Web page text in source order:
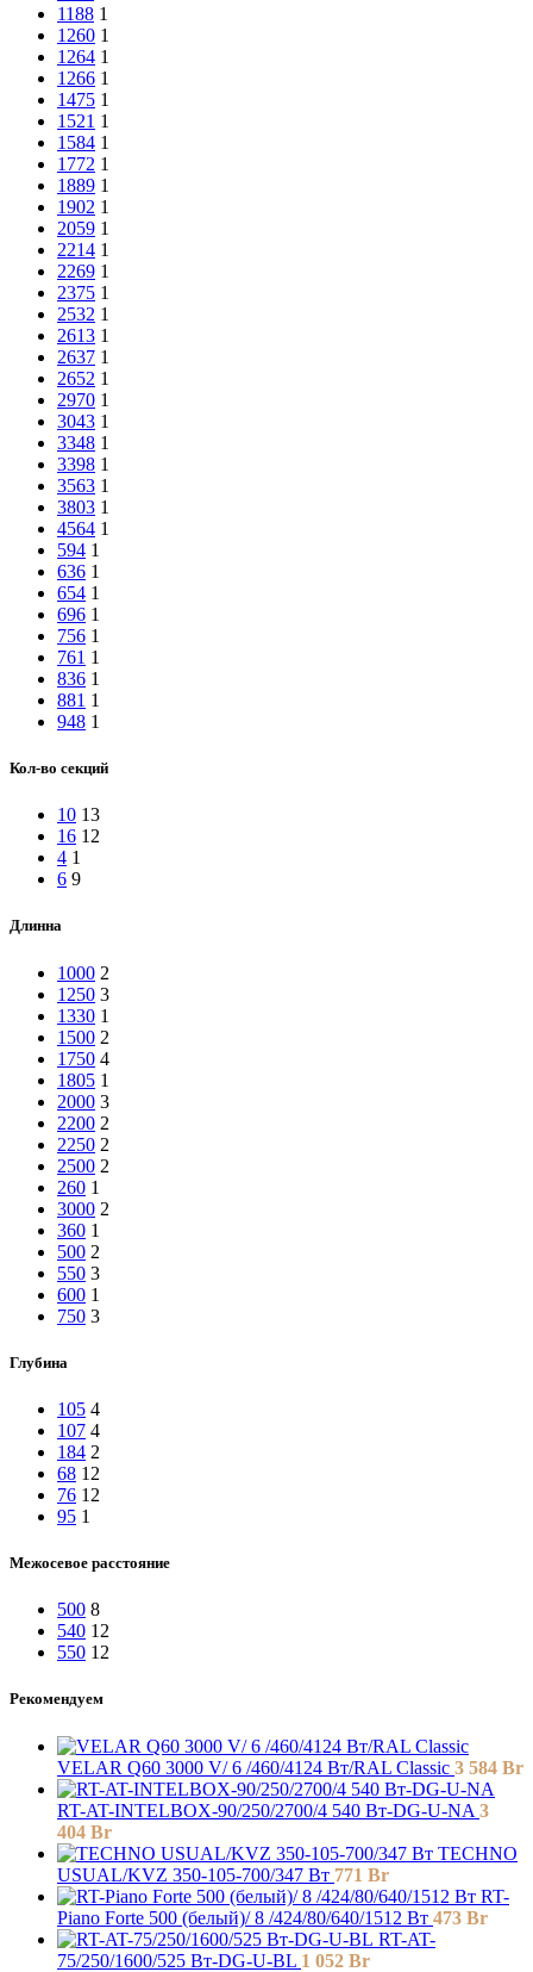
1188 1
1260 1
1264 1
1266 1
1475 1
1521 1
1584 1
1772 1
1889 1
1902 1
2059 1
2214 1
2269 1
2375 1
2532 1
2613 1
2637 1
2652 1
2970 1
3043 1
3348 1
3398 1
3563 1
3803 1
4564 1
594 1
636 1
654 1
696 1
756 1
761 1
836 1
881 1
948 1
Кол-во секций
10 13
16 12
4 1
6 9
Длинна
1000 2
1250 3
1330 1
1500 2
1750 4
1805 1
2000 3
2200 2
2250 2
2500 2
260 1
3000 2
360 1
500 2
550 3
600 1
750 3
Глубина
105 4
107 4
184 2
68 12
76 12
95 1
Межосевое расстояние
500 8
540 12
550 12
Рекомендуем
VELAR Q60 3000 V/ 6 /460/4124 Вт/RAL Classic 3 584 Br
RT-AT-INTELBOX-90/250/2700/4 540 Вт-DG-U-NA 3
404 Br
TECHNO
USUAL/KVZ 350-105-700/347 Вт 771 Br
RT-
Piano Forte 500 (белый)/ 8 /424/80/640/1512 Вт 473 Br
RT-AT-
75/250/1600/525 Вт-DG-U-BL 1 052 Br